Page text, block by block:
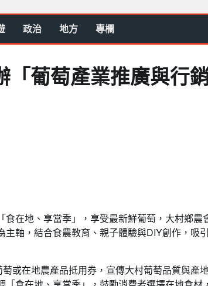
政治 地方 專欄
「葡萄產業推廣與行
在地、享當季」，享受最新鮮葡萄，大村鄉農
軸，結合食農教育、親子體驗與DIY創作，吸
或在地農產品抵用券，宣傳大村葡萄品質與產